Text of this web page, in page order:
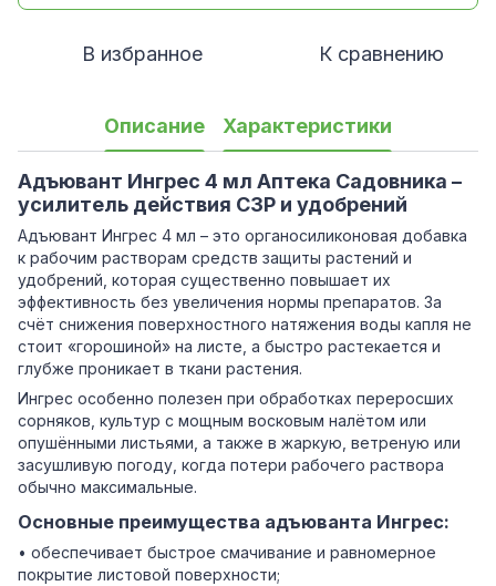
В избранное К сравнению
Описание Характеристики
Адъювант Ингрес 4 мл Аптека Садовника –
усилитель действия СЗР и удобрений
Адъювант Ингрес 4 мл – это органосиликоновая добавка
к рабочим растворам средств защиты растений и
удобрений, которая существенно повышает их
эффективность без увеличения нормы препаратов. За
счёт снижения поверхностного натяжения воды капля не
стоит «горошиной» на листе, а быстро растекается и
глубже проникает в ткани растения.
Ингрес особенно полезен при обработках переросших
сорняков, культур с мощным восковым налётом или
опушёнными листьями, а также в жаркую, ветреную или
засушливую погоду, когда потери рабочего раствора
обычно максимальные.
Основные преимущества адъюванта Ингрес:
• обеспечивает быстрое смачивание и равномерное
покрытие листовой поверхности;